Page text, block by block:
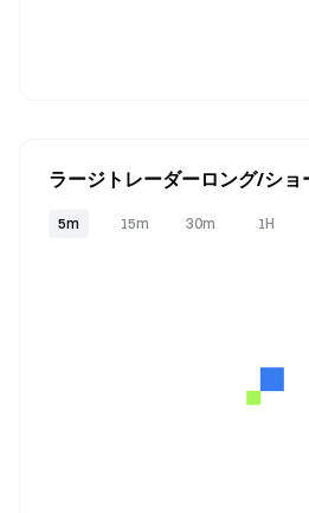
ラージトレーダーロング/ショ
5m 15m 30m 1H